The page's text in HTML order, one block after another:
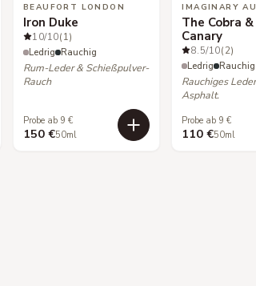
BEAUFORT LONDON
Iron Duke
10/10(1)
Ledrig Rauchig
Rum-Leder & Schießpulver-
Rauch
Probe ab 9 €
150 €50ml
IMAGINARY
The Cobra
Canary
8.5/10(2)
Ledrig Rauchig
Rauchiges
Asphalt.
Probe ab 9 €
110 €50ml